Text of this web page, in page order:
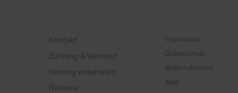
Kontakt
Zahlung & Versand
Vertrag widerrufen
Retoure
Impressum
Datenschutz
Widerrufsrecht
AGB